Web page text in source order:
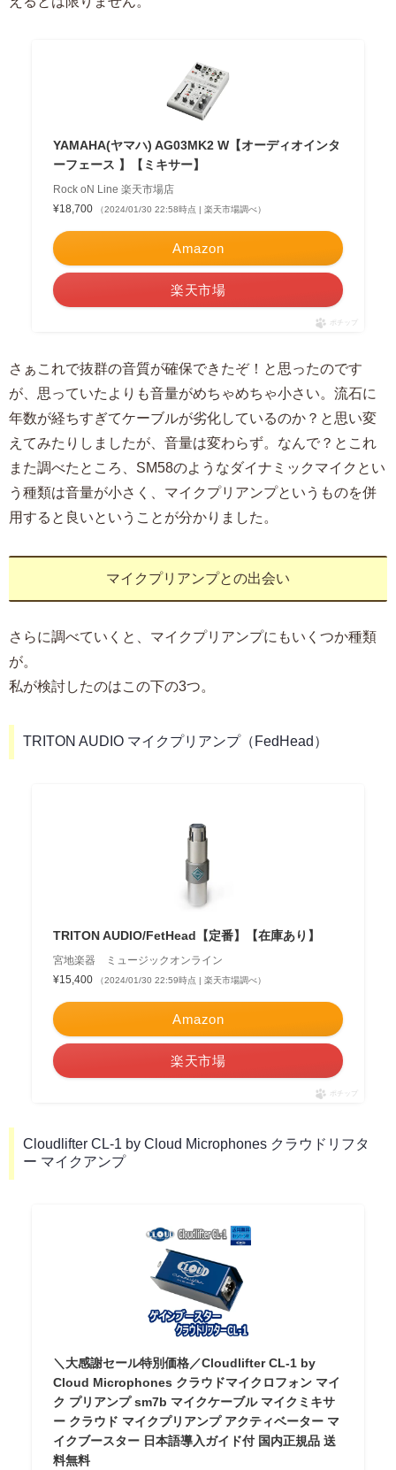
YAMAHA(ヤマハ) AG03MK2 W【オーディオインタ
ーフェース 】【ミキサー】
Rock oN Line 楽天市場店
¥18,700
（2024/01/30 22:58時点 | 楽天市場調べ）
Amazon
楽天市場
ポチップ
さぁこれで抜群の音質が確保できたぞ！と思ったのです
が、思っていたよりも音量がめちゃめちゃ小さい。流石に
年数が経ちすぎてケーブルが劣化しているのか？と思い変
えてみたりしましたが、音量は変わらず。なんで？とこれ
また調べたところ、SM58のようなダイナミックマイクとい
う種類は音量が小さく、マイクプリアンプというものを併
用すると良いということが分かりました。
マイクプリアンプとの出会い
さらに調べていくと、マイクプリアンプにもいくつか種類
が。
私が検討したのはこの下の3つ。
TRITON AUDIO マイクプリアンプ（FedHead）
TRITON AUDIO/FetHead【定番】【在庫あり】
宮地楽器 ミュージックオンライン
¥15,400
（2024/01/30 22:59時点 | 楽天市場調べ）
Amazon
楽天市場
ポチップ
Cloudlifter CL-1 by Cloud Microphones クラウドリフタ
ー マイクアンプ
＼大感謝セール特別価格／Cloudlifter CL-1 by
Cloud Microphones クラウドマイクロフォン マイ
ク プリアンプ sm7b マイクケーブル マイクミキサ
ー クラウド マイクプリアンプ アクティベーター マ
イクブースター 日本語導入ガイド付 国内正規品 送
料無料